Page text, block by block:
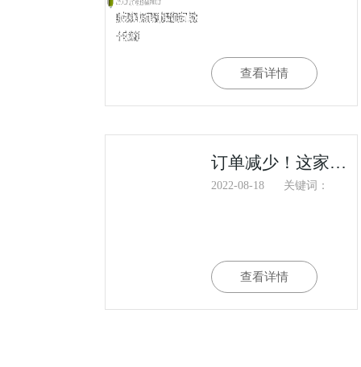
查看详情
订单减少！这家40000人工厂不得不安排放假，降低工资！
2022-08-18 关键词：
查看详情